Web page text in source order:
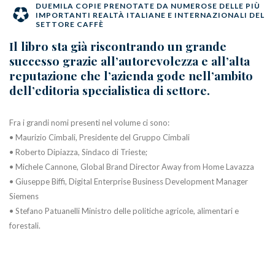
DUEMILA COPIE PRENOTATE DA NUMEROSE DELLE PIÙ
IMPORTANTI REALTÀ ITALIANE E INTERNAZIONALI DEL
SETTORE CAFFÈ
Il libro sta già riscontrando un grande
successo grazie all’autorevolezza e all’alta
reputazione che l’azienda gode nell’ambito
dell’editoria specialistica di settore.
Fra i grandi nomi presenti nel volume ci sono:
• Maurizio Cimbali, Presidente del Gruppo Cimbali
• Roberto Dipiazza, Sindaco di Trieste;
• Michele Cannone, Global Brand Director Away from Home Lavazza
• Giuseppe Biffi, Digital Enterprise Business Development Manager
Siemens
• Stefano Patuanelli Ministro delle politiche agricole, alimentari e
forestali.